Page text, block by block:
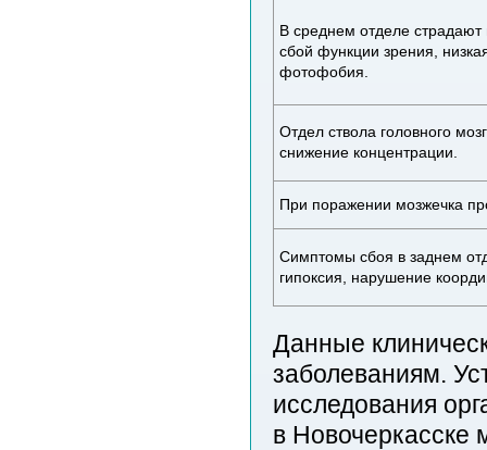
В среднем отделе страдают
сбой функции зрения,
фотофобия.
Отдел ствола головного
снижение концентрации.
При поражении мозжечка
Симптомы сбоя в заднем
гипоксия, нарушение
Данные
заболеваниям.
исследования
в